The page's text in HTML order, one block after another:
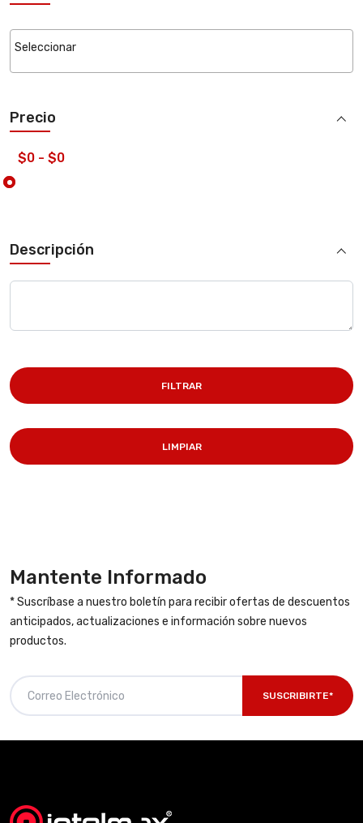
Precio
Descripción
FILTRAR
LIMPIAR
Mantente Informado
* Suscríbase a nuestro boletín para recibir ofertas de descuentos
anticipados, actualizaciones e información sobre nuevos
productos.
SUSCRIBIRTE*